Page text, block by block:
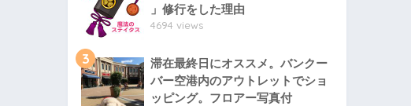
」修行をした理由
4694 views
3
滞在最終日にオススメ。バンクー
バー空港内のアウトレットでショ
ッピング。フロアー写真付